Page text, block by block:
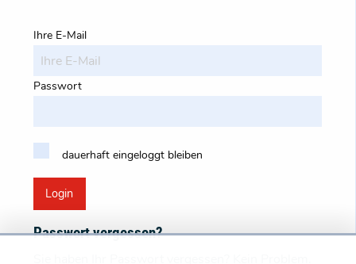
Ihre E-Mail
Passwort
dauerhaft eingeloggt bleiben
Login
Passwort vergessen?